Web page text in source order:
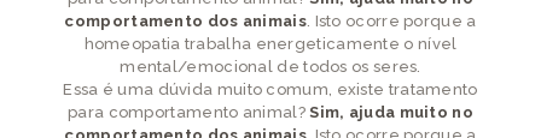
comportamento dos animais. Isto ocorre porque a
homeopatia trabalha energeticamente o nível
mental/emocional de todos os seres.
Essa é uma dúvida muito comum, existe tratamento
para comportamento animal?Sim, ajuda muito no